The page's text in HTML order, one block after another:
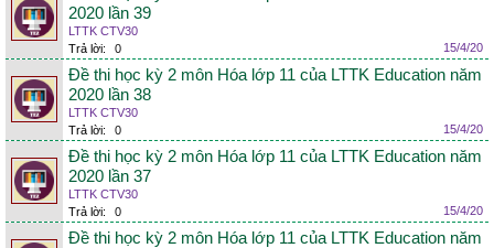
2020 lần 39
LTTK CTV30
Trả lời:
0 15/4/20
Đề thi học kỳ 2 môn Hóa lớp 11 của LTTK Education năm
2020 lần 38
LTTK CTV30
Trả lời:
0 15/4/20
Đề thi học kỳ 2 môn Hóa lớp 11 của LTTK Education năm
2020 lần 37
LTTK CTV30
Trả lời:
0 15/4/20
Đề thi học kỳ 2 môn Hóa lớp 11 của LTTK Education năm